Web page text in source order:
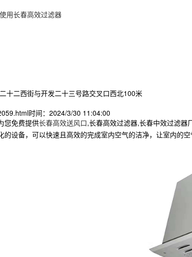
用长春高效过滤器
十二西街与开发二十三号路交叉口西北100米
时间：2024/3/30 11:04:00
您免费提供长春高效送风口,长春高效过滤器,长春中效过滤器
的设备，可以快速且高效的完成室内空气的洁净，让室内的